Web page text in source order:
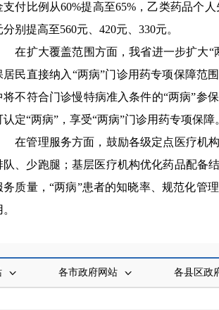
支付比例从60%提高至65%，乙类药品个
分别提高至560元、420元、330元。
扩大覆盖范围方面，我省进一步扩大“
居民直接纳入“两病”门诊用药专项保障范
将不符合门诊慢特病准入条件的“两病”参
认定“两病”，享受“两病”门诊用药专项保障
管理服务方面，鼓励各级定点医疗机构
队、少跑腿；基层医疗机构优化药品配备
务质量，“两病”患者的知晓率、规范化管
各市政府网站 各县区政